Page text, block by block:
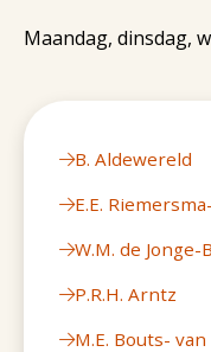
Maandag, dinsdag,
B. Aldewereld
E.E.
W.M. de Jonge-
P.R.H. Arntz
M.E. Bouts-